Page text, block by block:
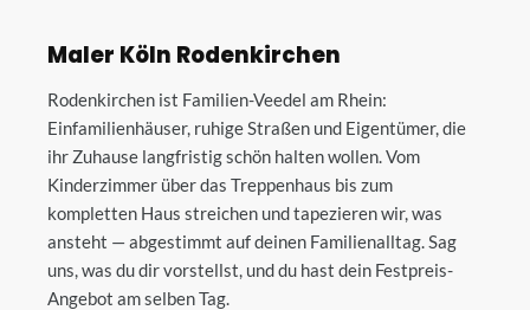
Maler Köln Rodenkirchen
Rodenkirchen ist Familien-Veedel am Rhein:
Einfamilienhäuser, ruhige Straßen und Eigentümer, die
ihr Zuhause langfristig schön halten wollen. Vom
Kinderzimmer über das Treppenhaus bis zum
kompletten Haus streichen und tapezieren wir, was
ansteht — abgestimmt auf deinen Familienalltag. Sag
uns, was du dir vorstellst, und du hast dein Festpreis-
Angebot am selben Tag.